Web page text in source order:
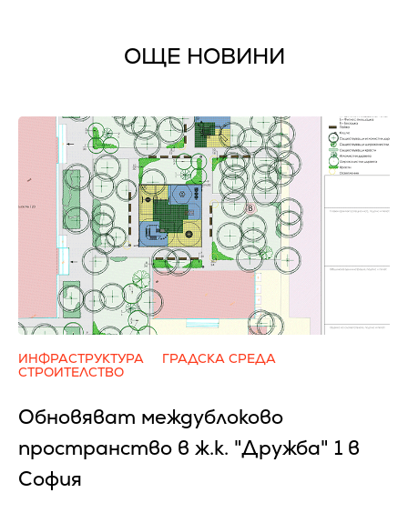
ОЩЕ НОВИНИ
ИНФРАСТРУКТУРА
ГРАДСКА СРЕДА
СТРОИТЕЛСТВО
Обновяват междублоково
пространство в ж.к. "Дружба" 1 в
София